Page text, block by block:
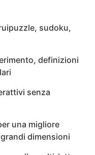
sudoku,
definizioni
senza
una migliore
dimensioni